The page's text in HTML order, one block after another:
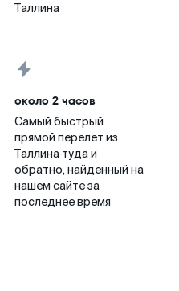
Таллина
около 2 часов
Самый быстрый
прямой перелет из
Таллина туда и
обратно, найденный на
нашем сайте за
последнее время